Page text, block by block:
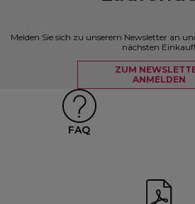
Melden Sie sich zu unserem Newsletter an
nächsten Einkauf!
ZUM
ANMELDEN
FAQ